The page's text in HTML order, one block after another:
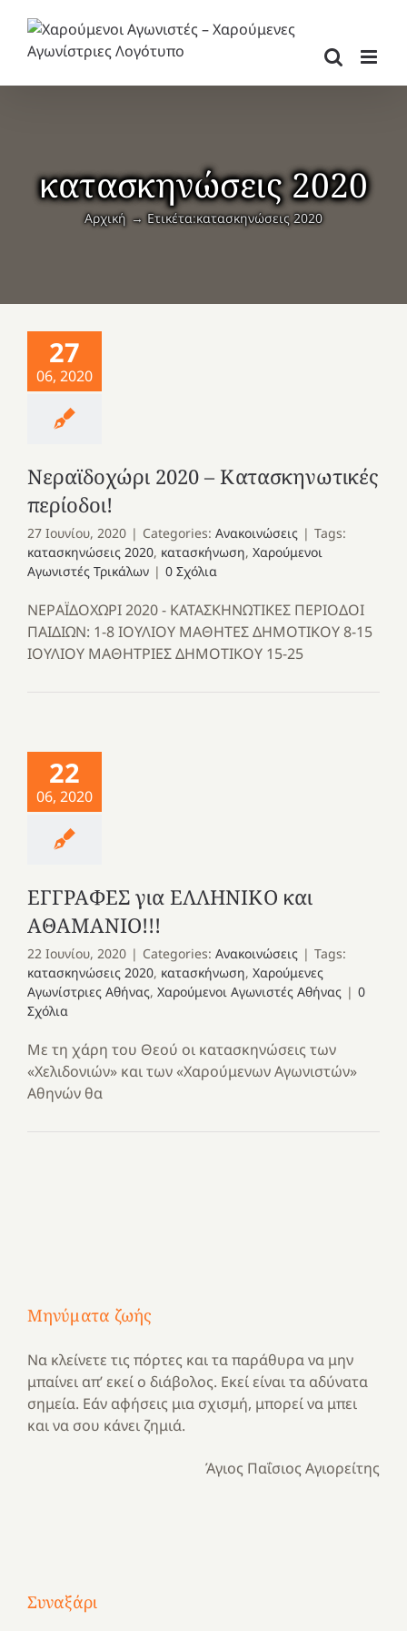
περιεχόμενο
κατασκηνώσεις 2020
Αρχική Ετικέτα:κατασκηνώσεις 2020
27
06, 2020
Νεραϊδοχώρι 2020 – Κατασκηνωτικές
περίοδοι!
27 Ιουνίου, 2020 | Categories: Ανακοινώσεις | Tags:
κατασκηνώσεις 2020, κατασκήνωση, Χαρούμενοι
Αγωνιστές Τρικάλων | 0 Σχόλια
ΝΕΡΑΪΔΟΧΩΡΙ 2020 - ΚΑΤΑΣΚΗΝΩΤΙΚΕΣ ΠΕΡΙΟΔΟΙ
ΠΑΙΔΙΩΝ: 1-8 ΙΟΥΛΙΟΥ ΜΑΘΗΤΕΣ ΔΗΜΟΤΙΚΟΥ 8-15
ΙΟΥΛΙΟΥ ΜΑΘΗΤΡΙΕΣ ΔΗΜΟΤΙΚΟΥ 15-25
22
06, 2020
ΕΓΓΡΑΦΕΣ για ΕΛΛΗΝΙΚΟ και
ΑΘΑΜΑΝΙΟ!!!
22 Ιουνίου, 2020 | Categories: Ανακοινώσεις | Tags:
κατασκηνώσεις 2020, κατασκήνωση, Χαρούμενες
Αγωνίστριες Αθήνας, Χαρούμενοι Αγωνιστές Αθήνας | 0
Σχόλια
Με τη χάρη του Θεού οι κατασκηνώσεις των
«Χελιδονιών» και των «Χαρούμενων Αγωνιστών»
Αθηνών θα
Μηνύματα ζωής
Να κλείνετε τις πόρτες και τα παράθυρα να μην
μπαίνει απ’ εκεί ο διάβολος. Εκεί είναι τα αδύνατα
σημεία. Εάν αφήσεις μια σχισμή, μπορεί να μπει
και να σου κάνει ζημιά.
Άγιος Παΐσιος Αγιορείτης
Συναξάρι
Μια
και
Κατασκηνωτικές